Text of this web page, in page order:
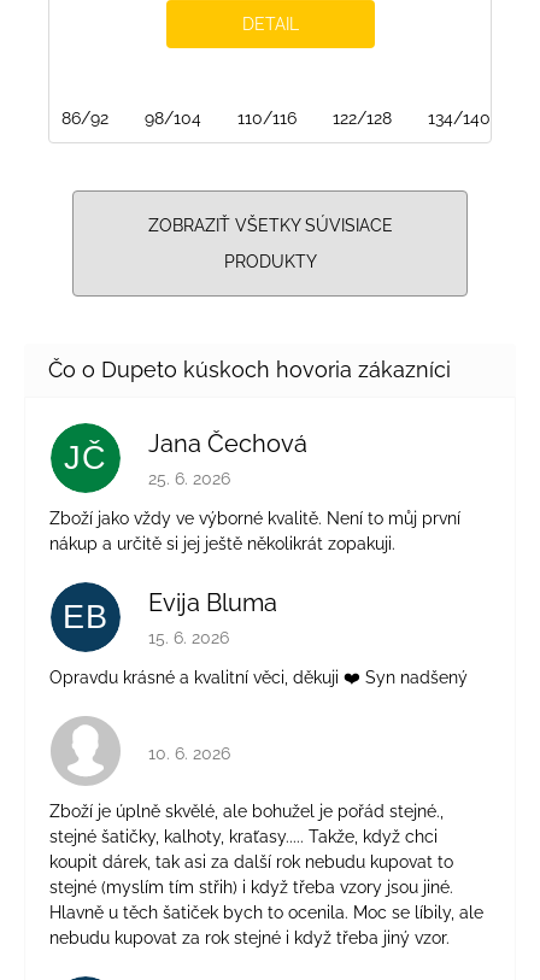
DETAIL
86/92 98/104 110/116 122/128 134/140
ZOBRAZIŤ VŠETKY SÚVISIACE
PRODUKTY
JČ Jana Čechová
Hodnotenie obchodu je 5 z 5 hviezdičiek.
25. 6. 2026
Zboží jako vždy ve výborné kvalitě. Není to můj první
nákup a určitě si jej ještě několikrát zopakuji.
EB Evija Bluma
Hodnotenie obchodu je 5 z 5 hviezdičiek.
15. 6. 2026
Opravdu krásné a kvalitní věci, děkuji ❤️ Syn nadšený
Hodnotenie obchodu je 4 z 5 hviezdičiek.
10. 6. 2026
Zboží je úplně skvělé, ale bohužel je pořád stejné.,
stejné šatičky, kalhoty, kraťasy..... Takže, když chci
koupit dárek, tak asi za další rok nebudu kupovat to
stejné (myslím tím střih) i když třeba vzory jsou jiné.
Hlavně u těch šatiček bych to ocenila. Moc se líbily, ale
nebudu kupovat za rok stejné i když třeba jiný vzor.